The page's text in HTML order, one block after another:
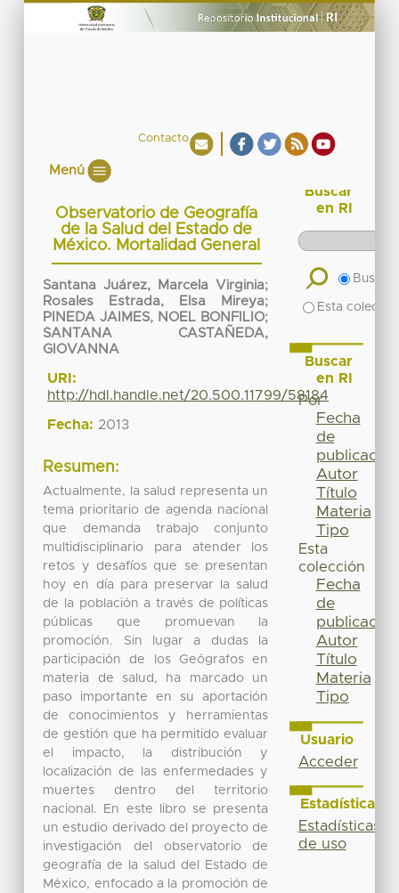
Contacto
Menú
Observatorio de Geografía
de la Salud del Estado de
México. Mortalidad General
Santana Juárez, Marcela Virginia;
Rosales Estrada, Elsa Mireya;
PINEDA JAIMES, NOEL BONFILIO;
SANTANA CASTAÑEDA,
GIOVANNA
URI:
http://hdl.handle.net/20.500.11799/58184
Fecha: 2013
Resumen:
Actualmente, la salud representa un
tema prioritario de agenda nacional
que demanda trabajo conjunto
multidisciplinario para atender los
retos y desafíos que se presentan
hoy en día para preservar la salud
de la población a través de políticas
públicas que promuevan la
promoción. Sin lugar a dudas la
participación de los Geógrafos en
materia de salud, ha marcado un
paso importante en su aportación
de conocimientos y herramientas
de gestión que ha permitido evaluar
el impacto, la distribución y
localización de las enfermedades y
muertes dentro del territorio
nacional. En este libro se presenta
un estudio derivado del proyecto de
investigación del observatorio de
geografía de la salud del Estado de
México, enfocado a la promoción de
Buscar
en RI
Buscar
Esta
Buscar
en RI
Por
Fecha
de
publicación
Autor
Título
Materia
Tipo
Esta
colección
Fecha
de
publicación
Autor
Título
Materia
Tipo
Usuario
Acceder
Estadísticas
Estadísticas
de uso